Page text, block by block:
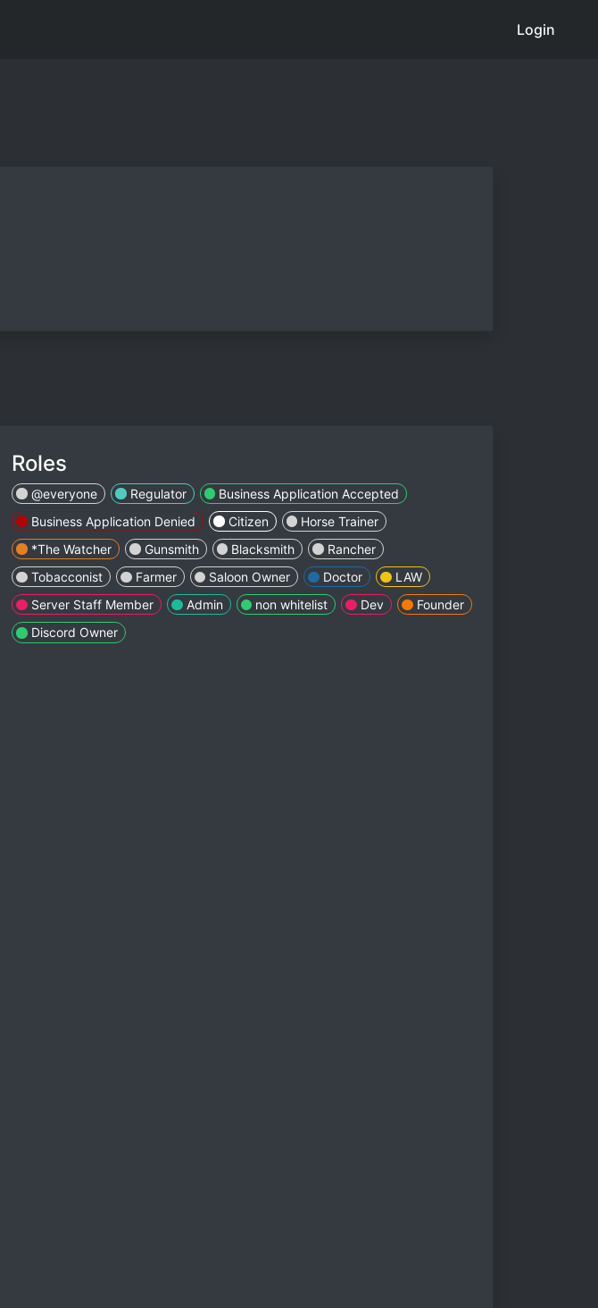
Login
Roles
@everyone Regulator
Business Application Accepted
Business Application Denied
Citizen
Horse Trainer
*The Watcher
Gunsmith Blacksmith
Rancher
Tobacconist
Farmer Saloon Owner Doctor
LAW
Server Staff Member
Admin non whitelist Dev
Founder
Discord Owner